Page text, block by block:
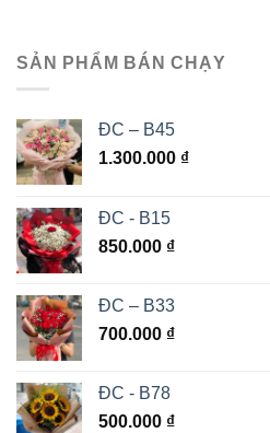
SẢN PHẨM BÁN CHẠY
ĐC – B45
1.300.000 ₫
ĐC - B15
850.000 ₫
ĐC – B33
700.000 ₫
ĐC - B78
500.000 ₫